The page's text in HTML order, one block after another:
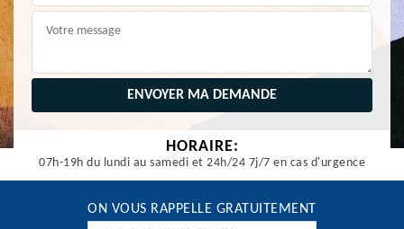
HORAIRE:
07h-19h du lundi au samedi et 24h/24 7j/7 en cas d'urgence
ON VOUS RAPPELLE GRATUITEMENT